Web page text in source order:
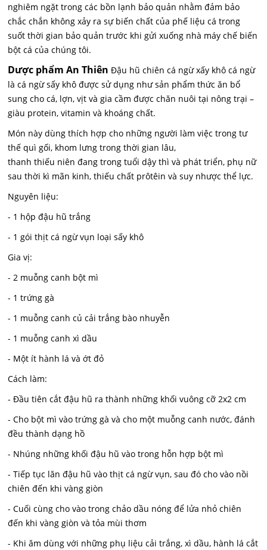
nghiêm ngặt trong các bồn lạnh bảo quản nhằm đảm bảo
chắc chắn không xảy ra sự biến chất của phế liệu cá trong
suốt thời gian bảo quản trước khi gửi xuống nhà máy chế biến
bột cá của chúng tôi.
Dược phẩm An ThiênĐậu hũ chiên cá ngừ xấy khô cá ngừ
là cá ngừ sấy khô được sử dụng như sản phẩm thức ăn bổ
sung cho cá, lợn, vịt và gia cầm được chăn nuôi tại nông trại –
giàu protein, vitamin và khoáng chất.
Món này dùng thích hợp cho những người làm việc trong tư
thế quì gối, khom lưng trong thời gian lâu,
thanh thiếu niên đang trong tuổi dậy thì và phát triển, phụ nữ
sau thời kì mãn kinh, thiếu chất prôtêin và suy nhược thể lực.
Nguyên liệu:
- 1 hộp đậu hũ trắng
- 1 gói thịt cá ngừ vụn loại sấy khô
Gia vị:
- 2 muỗng canh bột mì
- 1 trứng gà
- 1 muỗng canh củ cải trắng bào nhuyễn
- 1 muỗng canh xì dầu
- Một ít hành lá và ớt đỏ
Cách làm:
- Đầu tiên cắt đậu hũ ra thành những khối vuông cỡ 2x2 cm
- Cho bột mì vào trứng gà và cho một muỗng canh nước, đánh
đều thành dạng hồ
- Nhúng những khối đậu hũ vào trong hỗn hợp bột mì
- Tiếp tục lăn đậu hũ vào thịt cá ngừ vụn, sau đó cho vào nồi
chiên đến khi vàng giòn
- Cuối cùng cho vào trong chảo dầu nóng để lửa nhỏ chiên
đến khi vàng giòn và tỏa mùi thơm
- Khi ăm dùng với những phụ liệu cải trắng, xì dầu, hành lá cắt